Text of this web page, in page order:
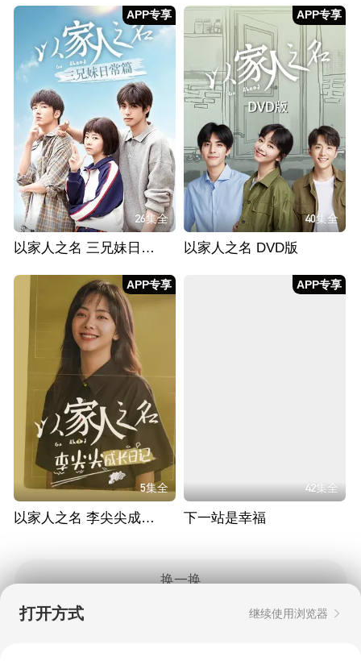
APP专享
26集全
以家人之名 三兄妹日常篇
APP专享
40集全
以家人之名 DVD版
APP专享
5集全
以家人之名 李尖尖成长日记
APP专享
42集全
下一站是幸福
换一换
打开方式 继续使用浏览器